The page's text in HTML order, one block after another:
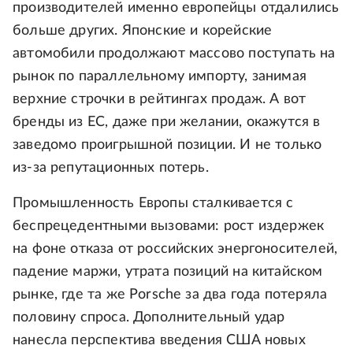
производителей именно европейцы отдалились
больше других. Японские и корейские
автомобили продолжают массово поступать на
рынок по параллельному импорту, занимая
верхние строчки в рейтингах продаж. А вот
бренды из ЕС, даже при желании, окажутся в
заведомо проигрышной позиции. И не только
из-за репутационных потерь.
Промышленность Европы сталкивается с
беспрецедентными вызовами: рост издержек
на фоне отказа от российских энергоносителей,
падение маржи, утрата позиций на китайском
рынке, где та же Porsche за два года потеряла
половину спроса. Дополнительный удар
нанесла перспектива введения США новых